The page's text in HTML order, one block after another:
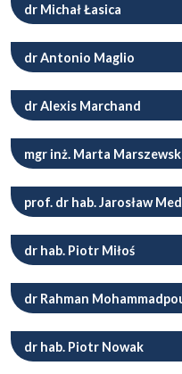
dr Michał Łasica
dr Antonio Maglio
dr Alexis Marchand
mgr inż. Marta
prof. dr hab. Jarosław
dr hab. Piotr Miłoś
dr Rahman
dr hab. Piotr Nowak